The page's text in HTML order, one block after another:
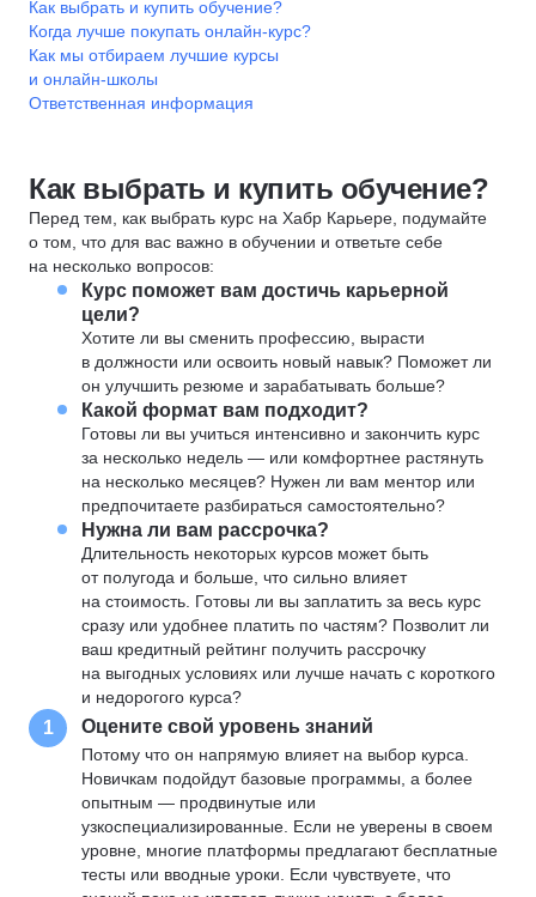
Как выбрать и купить обучение?
Когда лучше покупать онлайн-курс?
Как мы отбираем лучшие курсы
и онлайн-школы
Ответственная информация
Как выбрать и купить обучение?
Перед тем, как выбрать курс на Хабр Карьере, подумайте
о том, что для вас важно в обучении и ответьте себе
на несколько вопросов:
Курс поможет вам достичь карьерной
цели?
Хотите ли вы сменить профессию, вырасти
в должности или освоить новый навык? Поможет ли
он улучшить резюме и зарабатывать больше?
Какой формат вам подходит?
Готовы ли вы учиться интенсивно и закончить курс
за несколько недель — или комфортнее растянуть
на несколько месяцев? Нужен ли вам ментор или
предпочитаете разбираться самостоятельно?
Нужна ли вам рассрочка?
Длительность некоторых курсов может быть
от полугода и больше, что сильно влияет
на стоимость. Готовы ли вы заплатить за весь курс
сразу или удобнее платить по частям? Позволит ли
ваш кредитный рейтинг получить рассрочку
на выгодных условиях или лучше начать с короткого
и недорогого курса?
1 Оцените свой уровень знаний
Потому что он напрямую влияет на выбор курса.
Новичкам подойдут базовые программы, а более
опытным — продвинутые или
узкоспециализированные. Если не уверены в своем
уровне, многие платформы предлагают бесплатные
тесты или вводные уроки. Если чувствуете, что